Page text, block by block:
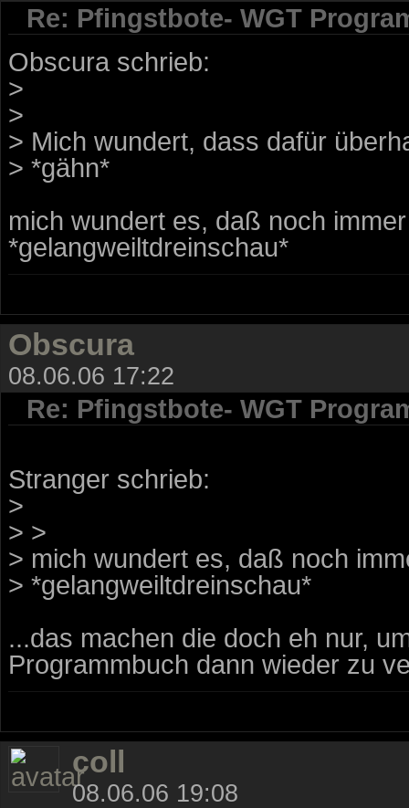
Re: Pfingstbote- WGT
Obscura schrieb:
>
>
> Mich wundert, dass dafür
> *gähn*
mich wundert es, daß noch
*gelangweiltdreinschau*
Obscura
08.06.06 17:22
Re: Pfingstbote- WGT
Stranger schrieb:
>
> >
> mich wundert es, daß noch
> *gelangweiltdreinschau*
...das machen die doch eh nur,
Programmbuch dann wieder zu
coll
08.06.06 19:08